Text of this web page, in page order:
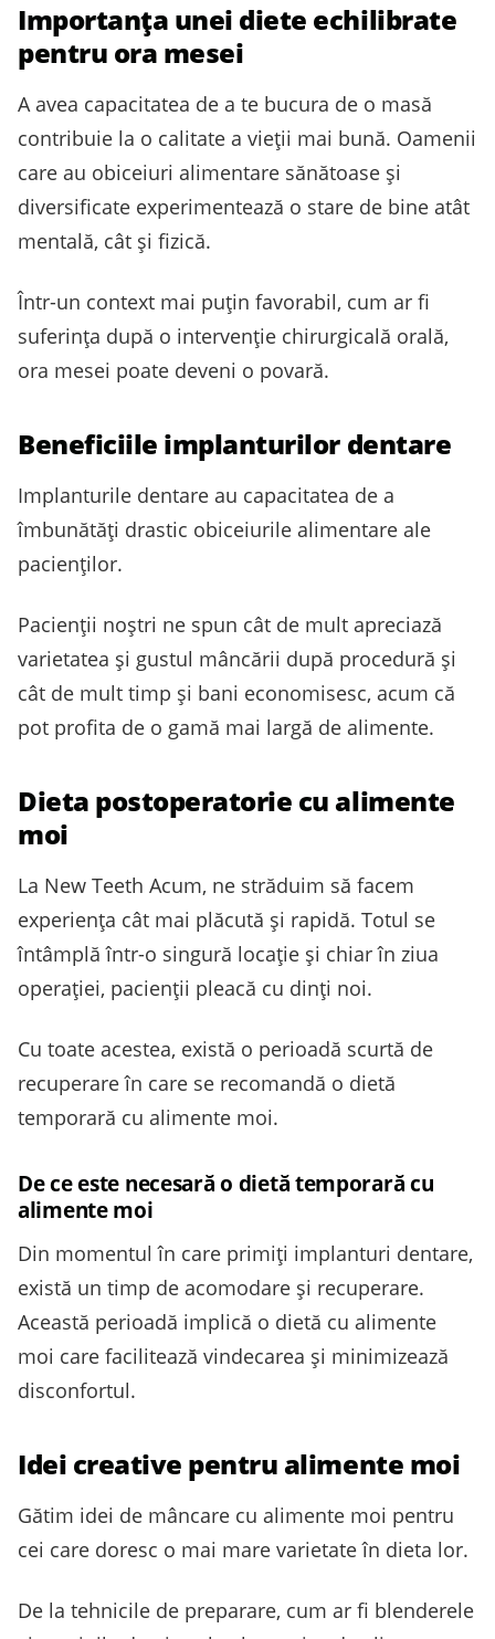
Importanța unei diete echilibrate
pentru ora mesei
A avea capacitatea de a te bucura de o masă
contribuie la o calitate a vieții mai bună. Oamenii
care au obiceiuri alimentare sănătoase și
diversificate experimentează o stare de bine atât
mentală, cât și fizică.
Într-un context mai puțin favorabil, cum ar fi
suferința după o intervenție chirurgicală orală,
ora mesei poate deveni o povară.
Beneficiile implanturilor dentare
Implanturile dentare au capacitatea de a
îmbunătăți drastic obiceiurile alimentare ale
pacienților.
Pacienții noștri ne spun cât de mult apreciază
varietatea și gustul mâncării după procedură și
cât de mult timp și bani economisesc, acum că
pot profita de o gamă mai largă de alimente.
Dieta postoperatorie cu alimente
moi
La New Teeth Acum, ne străduim să facem
experiența cât mai plăcută și rapidă. Totul se
întâmplă într-o singură locație și chiar în ziua
operației, pacienții pleacă cu dinți noi.
Cu toate acestea, există o perioadă scurtă de
recuperare în care se recomandă o dietă
temporară cu alimente moi.
De ce este necesară o dietă temporară cu
alimente moi
Din momentul în care primiți implanturi dentare,
există un timp de acomodare și recuperare.
Această perioadă implică o dietă cu alimente
moi care facilitează vindecarea și minimizează
disconfortul.
Idei creative pentru alimente moi
Gătim idei de mâncare cu alimente moi pentru
cei care doresc o mai mare varietate în dieta lor.
De la tehnicile de preparare, cum ar fi blenderele